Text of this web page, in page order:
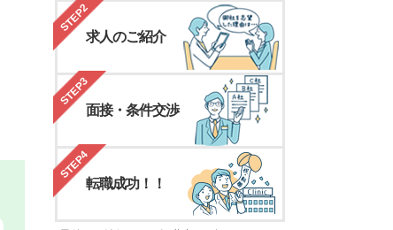
STEP2
求人のご紹介
STEP3
面接・条件交渉
STEP4
転職成功！！